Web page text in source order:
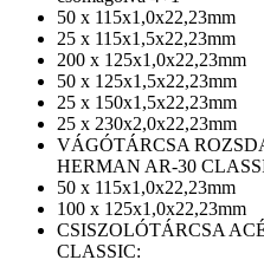
50 x 115x1,0x22,23mm
25 x 115x1,5x22,23mm
200 x 125x1,0x22,23mm
50 x 125x1,5x22,23mm
25 x 150x1,5x22,23mm
25 x 230x2,0x22,23mm
VÁGÓTÁRCSA
HERMAN AR-30
50 x 115x1,0x22,23mm
100 x 125x1,0x22,23mm
CSISZOLÓTÁRCSA
CLASSIC: